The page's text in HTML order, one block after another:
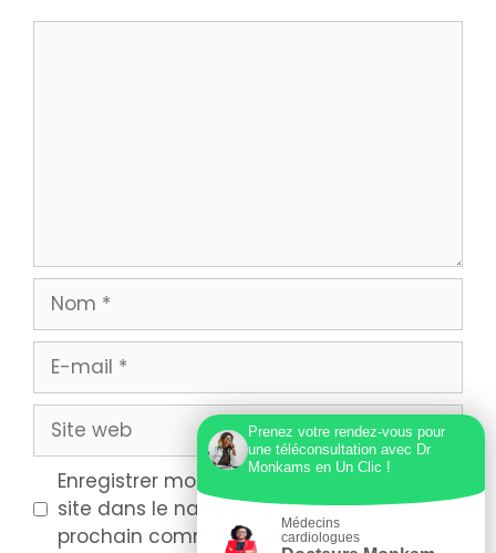
Enregistrer mon nom, mon e-mail et mon
site dans le navigateur pour mon
prochain commentaire.
Prenez votre rendez-vous pour
une téléconsultation avec Dr
Monkams en Un Clic !
Médecins
cardiologues